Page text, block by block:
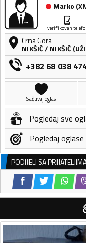
Marko (
verifikovan
Crna Gora
NIKŠIĆ/ NIKŠIĆ
+382 68 038
Sačuvaj oglas
Pogledaj sve
Pogledaj
PODIJELI SA